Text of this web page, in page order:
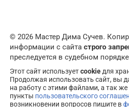
© 2026 Мастер Дима Сучев.
информации с сайта строго
преследуется в судебном порядке
Этот сайт используетcookie для
Продолжая использовать сайт, вы
на работу с этими файлами, а так же
пункты пользовательского
возникновении вопросов пишите в